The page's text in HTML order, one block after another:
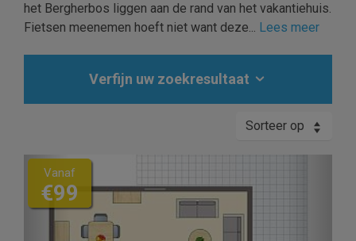
het Bergherbos liggen aan de rand van het vakantiehuis.
Fietsen meenemen hoeft niet want deze... Lees meer
Verfijn uw zoekresultaat
Sorteer op
Previous
Vanaf
€99